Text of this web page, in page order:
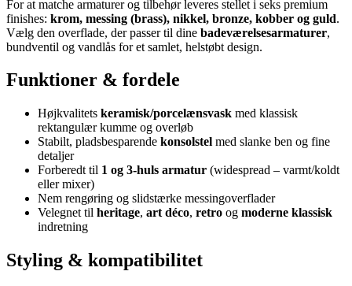
For at matche armaturer og tilbehør leveres stellet i seks premium
finishes: krom, messing (brass), nikkel, bronze, kobber og guld.
Vælg den overflade, der passer til dine badeværelsesarmaturer,
bundventil og vandlås for et samlet, helstøbt design.
Funktioner & fordele
Højkvalitets keramisk/porcelæns­vask med klassisk
rektangulær kumme og overløb
Stabilt, pladsbesparende konsolstel med slanke ben og fine
detaljer
Forberedt til 1 og 3-huls armatur (widespread – varmt/koldt
eller mixer)
Nem rengøring og slidstærke messingoverflader
Velegnet til heritage, art déco, retro og moderne klassisk
indretning
Styling & kompatibilitet